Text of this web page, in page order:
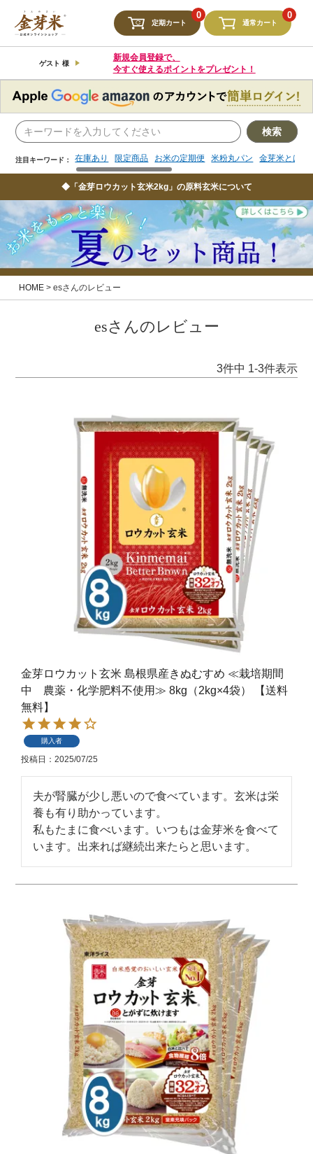
定期カート
0
通常カート
0
ゲスト 様
新規会員登録で、
今すぐ使えるポイントをプレゼント！
検索
注目キーワード： 在庫あり 限定商品 お米の定期便 米粉丸パン 金芽米とは
注目キーワード： 限定商品 お米の定期便 米粉丸パン 金芽米とは
◆「金芽ロウカット玄米2kg」の原料玄米について
HOME esさんのレビュー
esさんのレビュー
3件中 1-3件表示
金芽ロウカット玄米 島根県産きぬむすめ ≪栽培期間
中 農薬・化学肥料不使用≫ 8kg（2kg×4袋） 【送料
無料】
購入者
投稿日 2025/07/25
夫が腎臓が少し悪いので食べています。玄米は栄
養も有り助かっています。
私もたまに食べいます。いつもは金芽米を食べて